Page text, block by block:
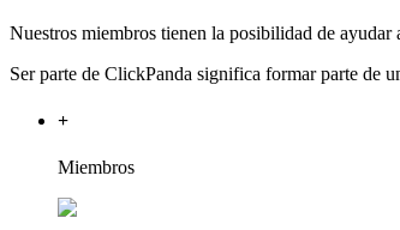
Nuestros miembros tienen la posibilidad de
Ser parte de ClickPanda significa formar parte de
+
Miembros